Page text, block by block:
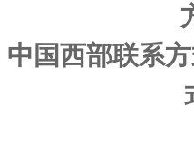
中国西部联系方